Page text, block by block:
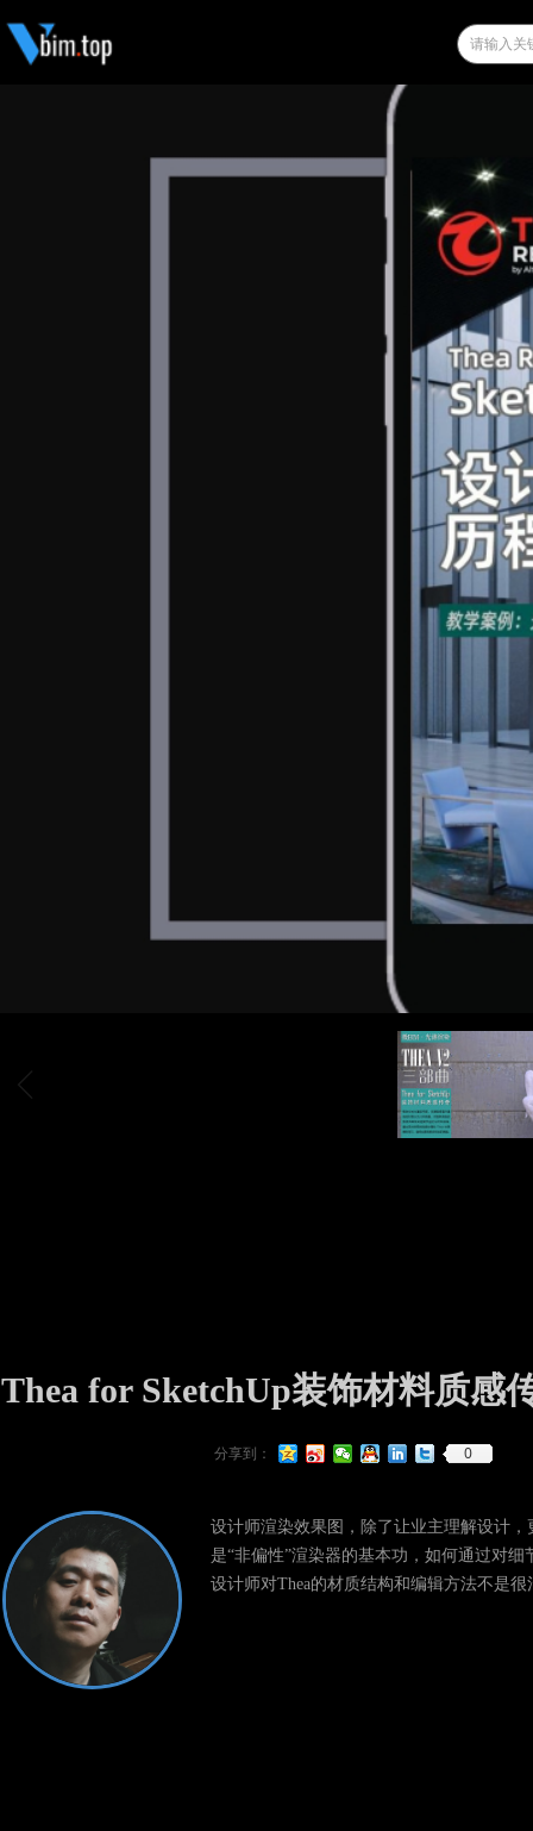
分享到： 0
Thea for SketchUp装饰材料质感
设计师渲染效果图，除了让业主理解设计
是“非偏性”渲染器的基本功，如何通过对
设计师对Thea的材质结构和编辑方法不是